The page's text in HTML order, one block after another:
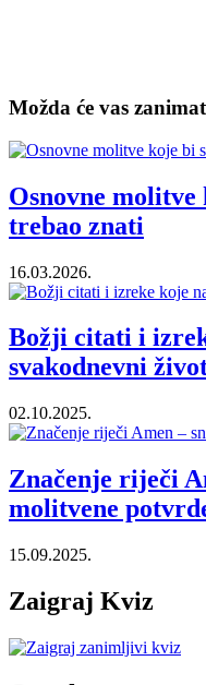
Možda će vas
Osnovne
trebao znati
16.03.2026.
Božji citati i
svakodnevni
02.10.2025.
Značenje riječi
molitvene
15.09.2025.
Zaigraj Kviz